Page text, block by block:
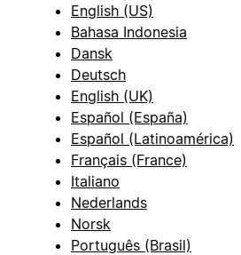
English (US)
Bahasa Indonesia
Dansk
Deutsch
English (UK)
Español (España)
Español (Latinoamérica)
Français (France)
Italiano
Nederlands
Norsk
Português (Brasil)